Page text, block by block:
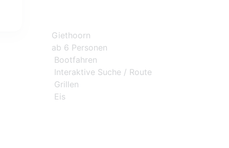
Giethoorn
ab 6 Personen
Bootfahren
Interaktive Suche / Route
Grillen
Eis